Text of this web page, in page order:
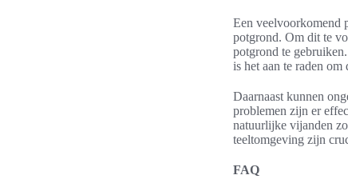
Een veelvoorkomend
potgrond. Om dit te
potgrond te
is het aan te raden om
Daarnaast kunnen
problemen zijn er
natuurlijke vijanden
teeltomgeving zijn
FAQ